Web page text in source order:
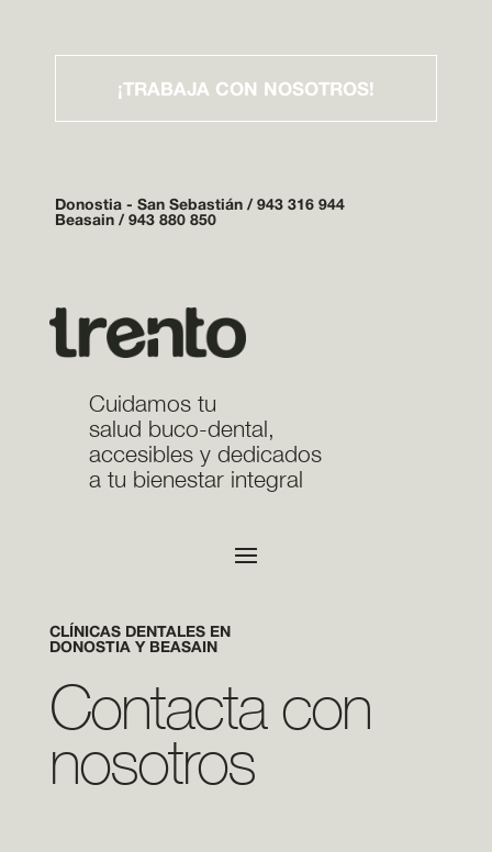
¡TRABAJA CON NOSOTROS!
Donostia - San Sebastián / 943 316 944
Beasain / 943 880 850
Cuidamos tu
salud buco-dental,
accesibles y dedicados
a tu bienestar integral
CLÍNICAS DENTALES EN
DONOSTIA Y BEASAIN
Contacta con
nosotros